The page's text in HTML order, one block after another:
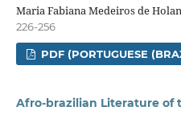
Maria Fabiana Medeiros de
226-256
PDF (PORTUGUESE
Afro-brazilian Literature of